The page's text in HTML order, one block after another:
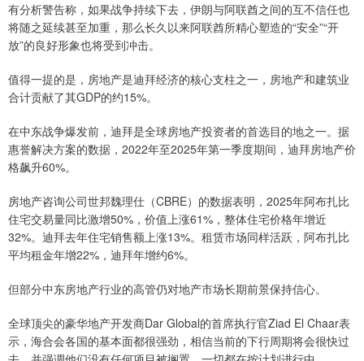
有分析警告称，如果战争持续下去，伊朗与阿联酋之间的互不信任也
将随之延续甚至加重，那么长久以来阿联酋所精心塑造的“安全”“开
放”的良好形象也将受到冲击。
值得一提的是，房地产是迪拜经济的核心支柱之一，房地产和建筑业
合计贡献了其GDP的约15%。
在中东战争爆发前，迪拜是全球房地产投资者的首选目的地之一。据
惠誉解决方案的数据，2022年至2025年第一季度期间，迪拜房地产价
格飙升60%。
房地产咨询公司世邦魏理仕（CBRE）的数据表明，2025年阿布扎比
住宅交易量同比激增50%，价值上涨61%，整体住宅价格年增近
32%。迪拜去年住宅销售额上涨13%。租赁市场同样活跃，阿布扎比
平均租金年增22%，迪拜年增约6%。
但部分中东房地产行业的高管仍对地产市场长期前景保持信心。
全球顶尖的豪华地产开发商Dar Global的首席执行官Ziad El Chaar表
示，海合会各国的基本面都很强劲，相信当前的下行周期将会很快过